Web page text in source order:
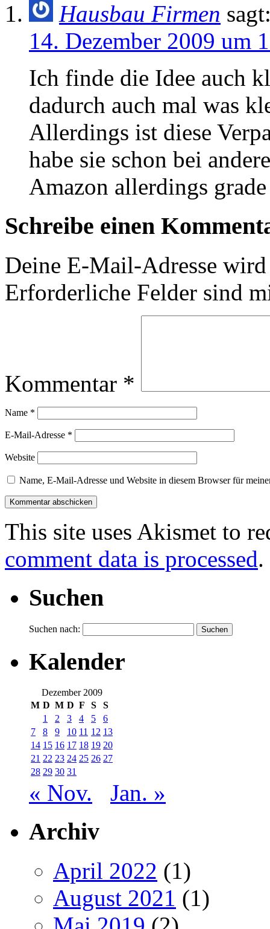
Hausbau Firmen
14. Dezember 2009 um
Ich finde die Idee auch
dadurch auch mal was
Allerdings ist diese
habe sie schon bei
Amazon allerdings
Schreibe einen
Deine E-Mail-Adresse
Erforderliche Felder sind
Kommentar *
Name *
E-Mail-Adresse *
Website
Name, E-Mail-Adresse und Website in diesem Browser für
This site uses Akismet to
comment data is processed.
Suchen
Suchen nach:
Kalender
Dezember 2009
M D M D F S
S
1
2 3 4 5
6
7
8 9 10 11 12 13
14 15 16 17 18 19 20
21 22 23 24 25 26 27
28 29 30 31
« Nov. Jan. »
Archiv
April 2022 (1)
August 2021 (1)